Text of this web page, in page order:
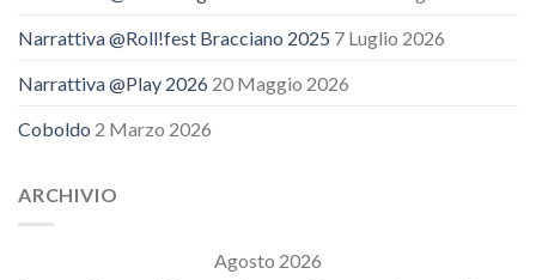
Narrattiva @Roll!fest Bracciano 2025 7 Luglio 2026
Narrattiva @Play 2026 20 Maggio 2026
Coboldo 2 Marzo 2026
ARCHIVIO
Agosto 2026